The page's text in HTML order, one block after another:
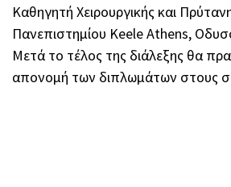
Καθηγητή Χειρουργικής και
Πανεπιστημίου Keele Athens,
Μετά το τέλος της διάλεξης θα
απονομή των διπλωμάτων στους